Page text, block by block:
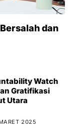
dan
Watch
Gratifikasi
Utara
2025